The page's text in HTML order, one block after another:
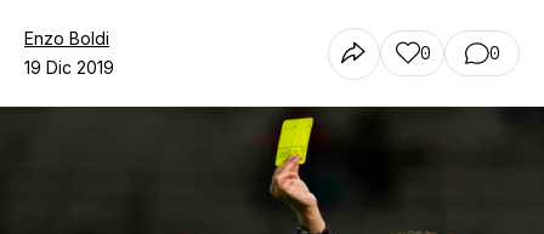
Chi siamo
Enzo Boldi
19 Dic 2019
0 0